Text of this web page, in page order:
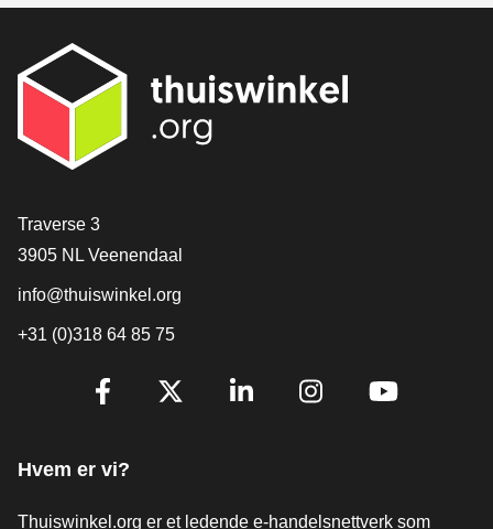
[_General:Contact]
Traverse 3
3905 NL Veenendaal
info@thuiswinkel.org
+31 (0)318 64 85 75
[_General:SocialMediaTitle]
Hvem er vi?
Thuiswinkel.org er et ledende e-handelsnettverk som